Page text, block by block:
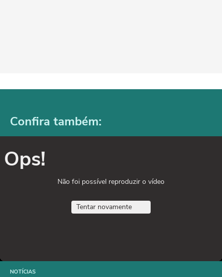
Confira também:
Ops!
Não foi possível reproduzir o vídeo
Tentar novamente
NOTÍCIAS